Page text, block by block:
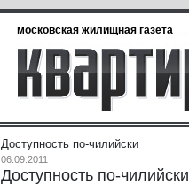
московская жилищная газета
Доступность по-чилийски
06.09.2011
Доступность по-чилийски